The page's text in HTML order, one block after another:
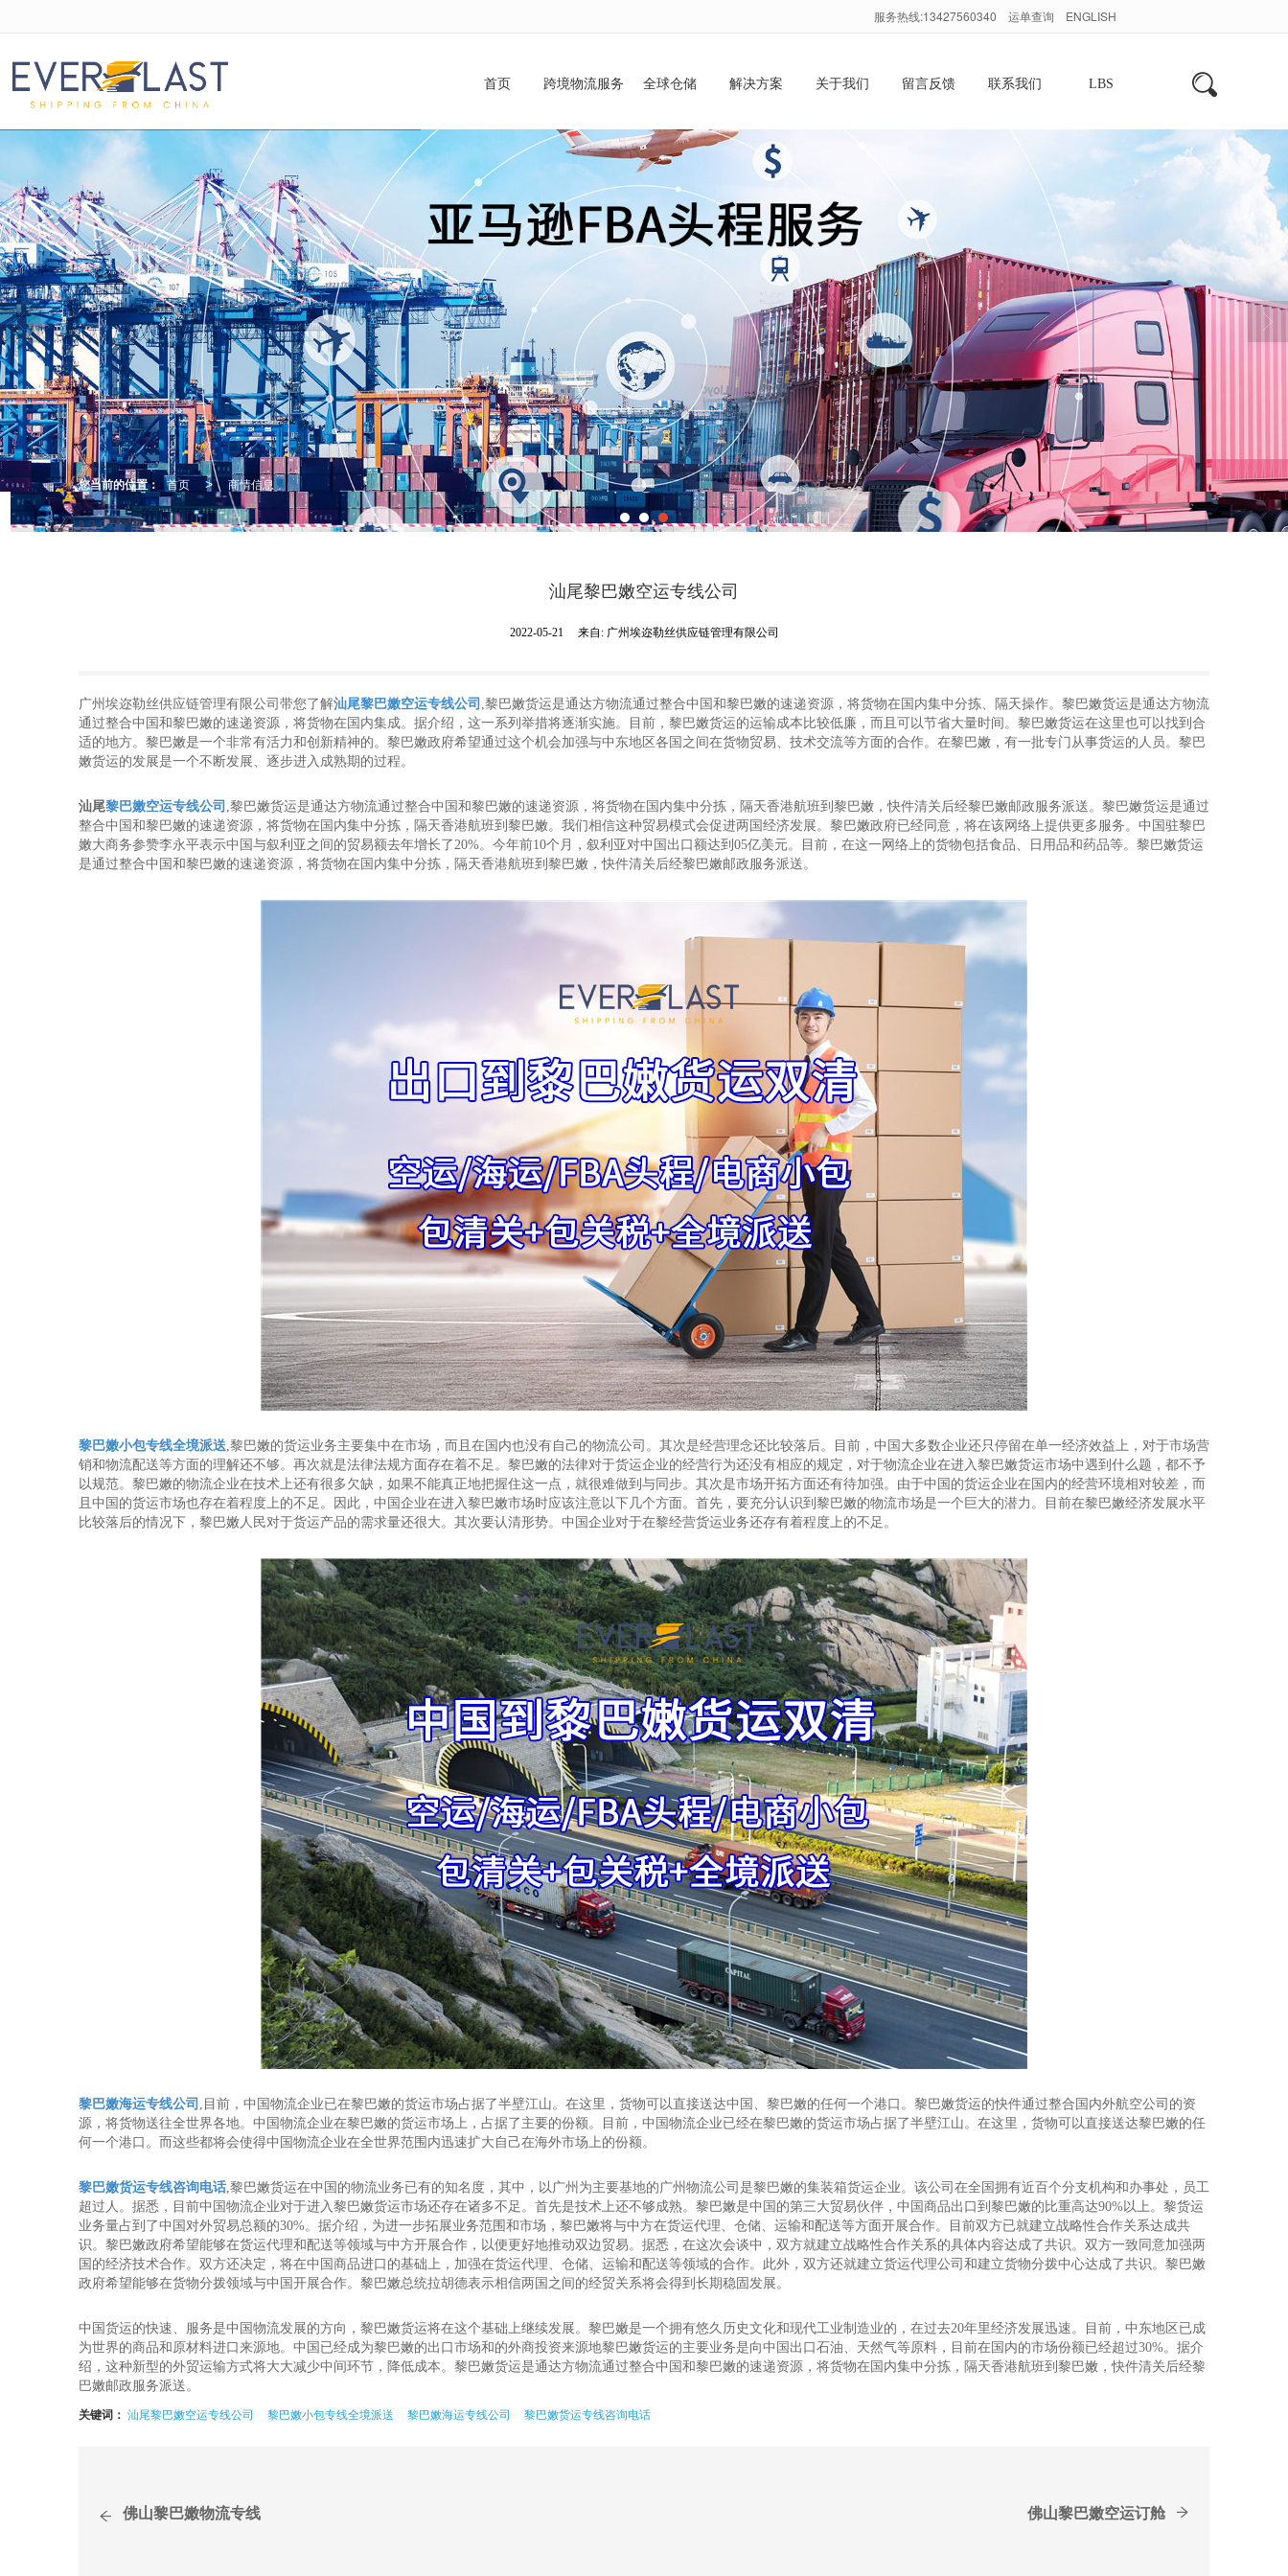
服务热线:13427560340 运单查询 ENGLISH
首页 跨境物流服务 全球仓储 解决方案 关于我们 留言反馈 联系我们 LBS
您当前的位置： 首页 > 商情信息
汕尾黎巴嫩空运专线公司
2022-05-21 来自: 广州埃迩勒丝供应链管理有限公司
广州埃迩勒丝供应链管理有限公司带您了解汕尾黎巴嫩空运专线公司 ,黎巴嫩货运是通达方物流通过整合中国和黎巴嫩的速递资源，将货物在国内集中分拣、隔天操作。黎巴嫩货运是通达方物流
通过整合中国和黎巴嫩的速递资源，将货物在国内集成。据介绍，这一系列举措将逐渐实施。目前，黎巴嫩货运的运输成本比较低廉，而且可以节省大量时间。黎巴嫩货运在这里也可以找到合
适的地方。黎巴嫩是一个非常有活力和创新精神的。黎巴嫩政府希望通过这个机会加强与中东地区各国之间在货物贸易、技术交流等方面的合作。在黎巴嫩，有一批专门从事货运的人员。黎巴
嫩货运的发展是一个不断发展、逐步进入成熟期的过程。
汕尾黎巴嫩空运专线公司 ,黎巴嫩货运是通达方物流通过整合中国和黎巴嫩的速递资源，将货物在国内集中分拣，隔天香港航班到黎巴嫩，快件清关后经黎巴嫩邮政服务派送。黎巴嫩货运是通过
整合中国和黎巴嫩的速递资源，将货物在国内集中分拣，隔天香港航班到黎巴嫩。我们相信这种贸易模式会促进两国经济发展。黎巴嫩政府已经同意，将在该网络上提供更多服务。中国驻黎巴
嫩大商务参赞李永平表示中国与叙利亚之间的贸易额去年增长了20%。今年前10个月，叙利亚对中国出口额达到05亿美元。目前，在这一网络上的货物包括食品、日用品和药品等。黎巴嫩货运
是通过整合中国和黎巴嫩的速递资源，将货物在国内集中分拣，隔天香港航班到黎巴嫩，快件清关后经黎巴嫩邮政服务派送。
黎巴嫩小包专线全境派送,黎巴嫩的货运业务主要集中在市场，而且在国内也没有自己的物流公司。其次是经营理念还比较落后。目前，中国大多数企业还只停留在单一经济效益上，对于市场营
销和物流配送等方面的理解还不够。再次就是法律法规方面存在着不足。黎巴嫩的法律对于货运企业的经营行为还没有相应的规定，对于物流企业在进入黎巴嫩货运市场中遇到什么题，都不予
以规范。黎巴嫩的物流企业在技术上还有很多欠缺，如果不能真正地把握住这一点，就很难做到与同步。其次是市场开拓方面还有待加强。由于中国的货运企业在国内的经营环境相对较差，而
且中国的货运市场也存在着程度上的不足。因此，中国企业在进入黎巴嫩市场时应该注意以下几个方面。首先，要充分认识到黎巴嫩的物流市场是一个巨大的潜力。目前在黎巴嫩经济发展水平
比较落后的情况下，黎巴嫩人民对于货运产品的需求量还很大。其次要认清形势。中国企业对于在黎经营货运业务还存有着程度上的不足。
黎巴嫩海运专线公司 ,目前，中国物流企业已在黎巴嫩的货运市场占据了半壁江山。在这里，货物可以直接送达中国、黎巴嫩的任何一个港口。黎巴嫩货运的快件通过整合国内外航空公司的资
源，将货物送往全世界各地。中国物流企业在黎巴嫩的货运市场上，占据了主要的份额。目前，中国物流企业已经在黎巴嫩的货运市场占据了半壁江山。在这里，货物可以直接送达黎巴嫩的任
何一个港口。而这些都将会使得中国物流企业在全世界范围内迅速扩大自己在海外市场上的份额。
黎巴嫩货运专线咨询电话,黎巴嫩货运在中国的物流业务已有的知名度，其中，以广州为主要基地的广州物流公司是黎巴嫩的集装箱货运企业。该公司在全国拥有近百个分支机构和办事处，员工
超过人。据悉，目前中国物流企业对于进入黎巴嫩货运市场还存在诸多不足。首先是技术上还不够成熟。黎巴嫩是中国的第三大贸易伙伴，中国商品出口到黎巴嫩的比重高达90%以上。黎货运
业务量占到了中国对外贸易总额的30%。据介绍，为进一步拓展业务范围和市场，黎巴嫩将与中方在货运代理、仓储、运输和配送等方面开展合作。目前双方已就建立战略性合作关系达成共
识。黎巴嫩政府希望能够在货运代理和配送等领域与中方开展合作，以便更好地推动双边贸易。据悉，在这次会谈中，双方就建立战略性合作关系的具体内容达成了共识。双方一致同意加强两
国的经济技术合作。双方还决定，将在中国商品进口的基础上，加强在货运代理、仓储、运输和配送等领域的合作。此外，双方还就建立货运代理公司和建立货物分拨中心达成了共识。黎巴嫩
政府希望能够在货物分拨领域与中国开展合作。黎巴嫩总统拉胡德表示相信两国之间的经贸关系将会得到长期稳固发展。
中国货运的快速、服务是中国物流发展的方向，黎巴嫩货运将在这个基础上继续发展。黎巴嫩是一个拥有悠久历史文化和现代工业制造业的，在过去20年里经济发展迅速。目前，中东地区已成
为世界的商品和原材料进口来源地。中国已经成为黎巴嫩的出口市场和的外商投资来源地黎巴嫩货运的主要业务是向中国出口石油、天然气等原料，目前在国内的市场份额已经超过30%。据介
绍，这种新型的外贸运输方式将大大减少中间环节，降低成本。黎巴嫩货运是通达方物流通过整合中国和黎巴嫩的速递资源，将货物在国内集中分拣，隔天香港航班到黎巴嫩，快件清关后经黎
巴嫩邮政服务派送。
关键词： 汕尾黎巴嫩空运专线公司 黎巴嫩小包专线全境派送 黎巴嫩海运专线公司 黎巴嫩货运专线咨询电话
佛山黎巴嫩物流专线 佛山黎巴嫩空运订舱